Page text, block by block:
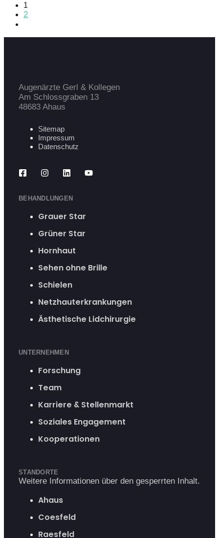
1
2
Augenärzte Gerl & Kollegen
Am Schlossgraben 13
48683 Ahaus
Sitemap
Impressum
Datenschutz
BEHANDLUNGEN
Grauer Star
Grüner Star
Hornhaut
Sehen ohne Brille
Schielen
Netzhauterkrankungen
Ästhetische Lidchirurgie
UNTERNEHMEN
Forschung
Team
Karriere & Stellenmarkt
Soziales Engagement
Kooperationen
STANDORTE
Weitere Informationen über den gesperrten Inhalt.
Ahaus
Coesfeld
Raesfeld